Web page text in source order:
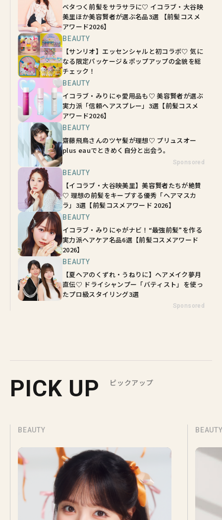
ベタつく前髪をサラサラに♡ イコラブ・大谷映
美里ほか美容賢者が選ぶ名品3選 【前髪コスメ
アワード2026】
BEAUTY
【サンリオ】エッセンシャルと初コラボ♡ 気に
なる限定パッケージ＆ポップアップの全貌を総
チェック！
BEAUTY
イコラブ・みりにゃ愛用品も♡ 美容賢者が選ぶ
実力派「信頼ヘアスプレー」3選【前髪コスメ
アワード2026】
BEAUTY
齋藤飛鳥さんのツヤ髪が理想♡ プリュスオー
plus eauでときめく自分と出会う。
Sponsored
BEAUTY
【イコラブ・大谷映美里】美容賢者たちが絶賛
♡ 理想の前髪をキープする優秀「ヘアマスカ
ラ」3選【前髪コスメアワード 2026】
BEAUTY
イコラブ・みりにゃがナビ！“最強前髪”を作る
実力派ヘアケア名品6選【前髪コスメアワード
2026】
BEAUTY
【夏ヘアのくずれ・うねりに】ヘアメイク夢月
直伝♡ ドライシャンプー「バティスト」を使っ
たプロ級スタイリング3選
Sponsored
PICK UP ピックアップ
BEAUTY